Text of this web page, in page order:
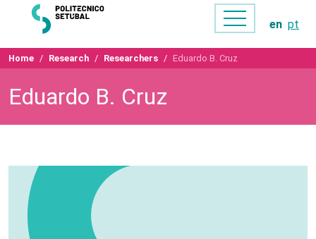
en pt
Home Research Researchers Eduardo B. Cruz
Eduardo B. Cruz